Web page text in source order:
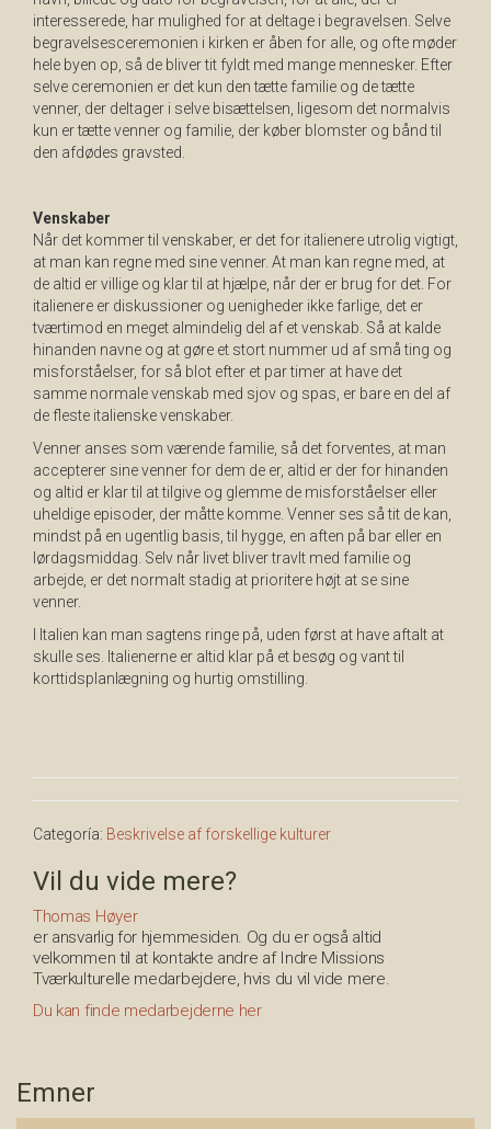
Emner
interesserede, har mulighed for at deltage i begravelsen. Selve
begravelsesceremonien i kirken er åben for alle, og ofte møder
hele byen op, så de bliver tit fyldt med mange mennesker. Efter
selve ceremonien er det kun den tætte familie og de tætte
venner, der deltager i selve bisættelsen, ligesom det normalvis
kun er tætte venner og familie, der køber blomster og bånd til
den afdødes gravsted.
Venskaber
Når det kommer til venskaber, er det for italienere utrolig vigtigt,
at man kan regne med sine venner. At man kan regne med, at
de altid er villige og klar til at hjælpe, når der er brug for det. For
italienere er diskussioner og uenigheder ikke farlige, det er
tværtimod en meget almindelig del af et venskab. Så at kalde
hinanden navne og at gøre et stort nummer ud af små ting og
misforståelser, for så blot efter et par timer at have det
samme normale venskab med sjov og spas, er bare en del af
de fleste italienske venskaber.
Venner anses som værende familie, så det forventes, at man
accepterer sine venner for dem de er, altid er der for hinanden
og altid er klar til at tilgive og glemme de misforståelser eller
uheldige episoder, der måtte komme. Venner ses så tit de kan,
mindst på en ugentlig basis, til hygge, en aften på bar eller en
lørdagsmiddag. Selv når livet bliver travlt med familie og
arbejde, er det normalt stadig at prioritere højt at se sine
venner.
I Italien kan man sagtens ringe på, uden først at have aftalt at
skulle ses. Italienerne er altid klar på et besøg og vant til
korttidsplanlægning og hurtig omstilling.
Categoría: Beskrivelse af forskellige kulturer
Vil du vide mere?
Thomas Høyer
er ansvarlig for hjemmesiden. Og du er også altid
velkommen til at kontakte andre af Indre Missions
Tværkulturelle medarbejdere, hvis du vil vide mere.
Du kan finde medarbejderne her